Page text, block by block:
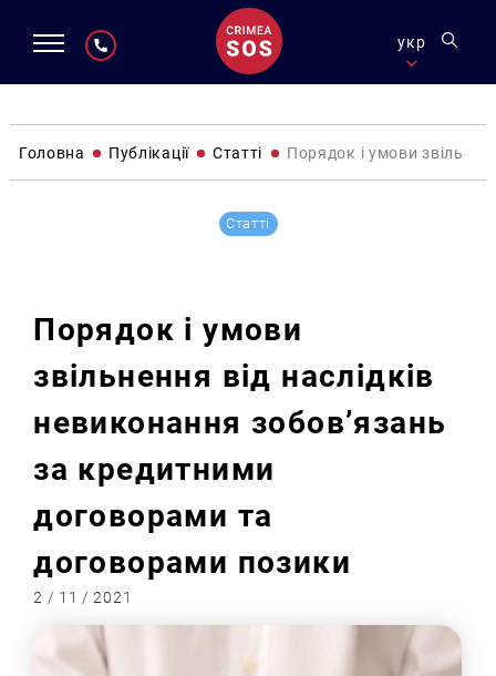
укр
Головна Публікації Статті Порядок і умови
Статті
Порядок і умови
звільнення від наслідків
невиконання зобов’язань
за кредитними
договорами та
договорами позики
2 / 11 / 2021